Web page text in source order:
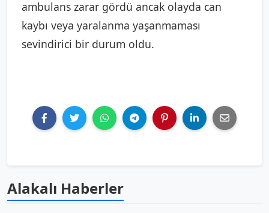
ambulans zarar gördü ancak olayda can
kaybı veya yaralanma yaşanmaması
sevindirici bir durum oldu.
Alakalı Haberler